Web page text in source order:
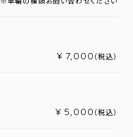
¥ 7,000 （税込）
¥ 5,000 （税込）